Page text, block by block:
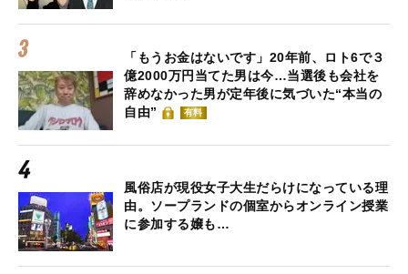
「もうお金はないです」20年前、ロト6で３
億2000万円当てた男は今…当選後も会社を
辞めなかった男が定年後に気づいた“本当の
自由”
有料
風俗店が現役女子大生だらけになっている理
由。ソープランドの個室からオンライン授業
に参加する嬢も…